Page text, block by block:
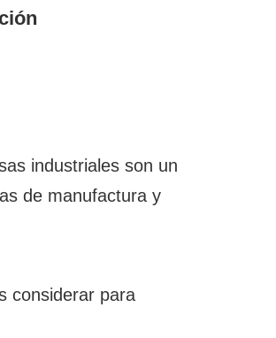
industriales son un
de manufactura y
considerar para